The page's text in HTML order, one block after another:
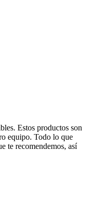
Estos productos son
equipo. Todo lo que
te recomendemos, así